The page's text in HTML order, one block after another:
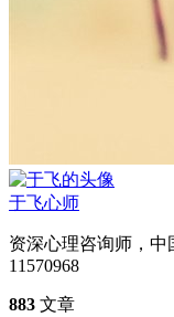
于飞心师
资深心理咨询师，中
11570968
883 文章